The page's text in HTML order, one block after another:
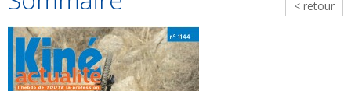
< retour